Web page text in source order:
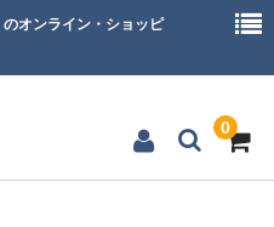
オンライン・ショッピ
0